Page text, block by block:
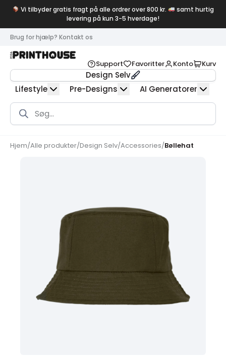
Vi tilbyder gratis fragt på alle ordrer over 800 kr.
samt hurtig
levering på kun 3-5 hverdage!
Brug for hjælp? Kontakt os
Support Favoritter Konto Kurv
Design Selv
Lifestyle
Pre-Designs AI Generatorer
Products
search
Hjem/Alle produkter/Design Selv/Accessories/Bøllehat